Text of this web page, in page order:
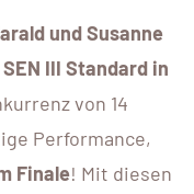
und Susanne
SEN III Standard in
von 14
Performance,
Finale! Mit diesen